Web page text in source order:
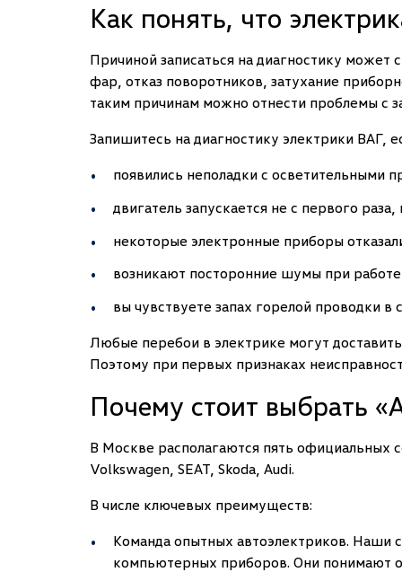
Как понять, что
Причиной записаться на диагностику
фар, отказ поворотников, затухание
таким причинам можно отнести проблемы с
Запишитесь на диагностику электрики ВАГ,
появились неполадки с осветительными
двигатель запускается не с первого
некоторые электронные приборы
возникают посторонние шумы при
вы чувствуете запах горелой проводки в
Любые перебои в электрике могут
Поэтому при первых признаках
Почему стоит выбрать
В Москве располагаются пять
Volkswagen, SEAT, Skoda, Audi.
В числе ключевых преимуществ:
Команда опытных автоэлектриков. Наши
компьютерных приборов. Они понимают